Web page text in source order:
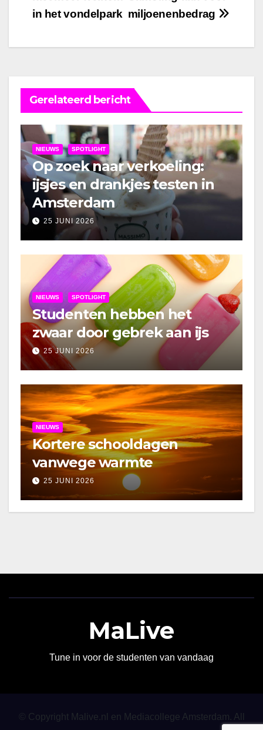
navigatie
miljoenenbedrag
in het vondelpark
Gerelateerd bericht
NIEUWS SPOTLIGHT
Op zoek naar verkoeling:
ijsjes en drankjes testen in
Amsterdam
25 JUNI 2026
NIEUWS SPOTLIGHT
Studenten hebben het
zwaar door gebrek aan ijs
25 JUNI 2026
NIEUWS
Kortere schooldagen
vanwege warmte
25 JUNI 2026
MaLive
Tune in voor de studenten van vandaag
© Copyright Malive.nl en Mediacollege Amsterdam. All